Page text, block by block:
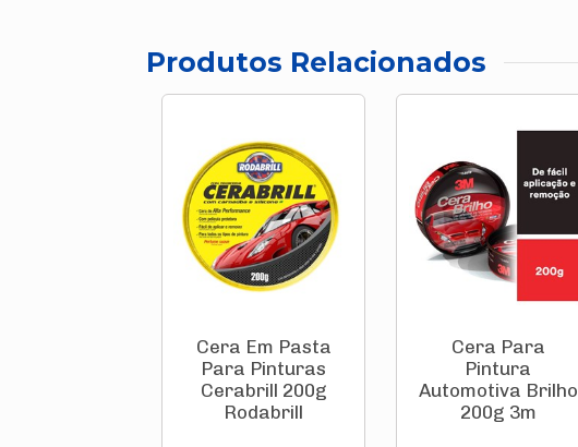
Produtos Relacionados
Cera Em Pasta
Para Pinturas
Cerabrill 200g
Rodabrill
Cera Para
Pintura
Automotiva Brilho
200g 3m